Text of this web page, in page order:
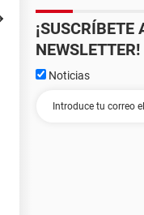
¡SUSCRÍBETE
NEWSLETTER!
Noticias